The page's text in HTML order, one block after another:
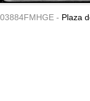
03884FMHGE - Plaza